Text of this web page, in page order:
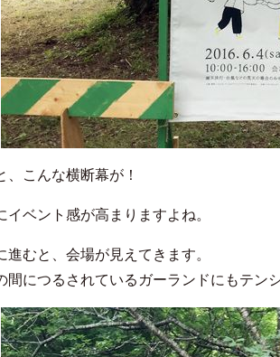
、こんな横断幕が！
イベント感が高まりますよね。
進むと、会場が見えてきます。
間につるされているガーランドにもテン